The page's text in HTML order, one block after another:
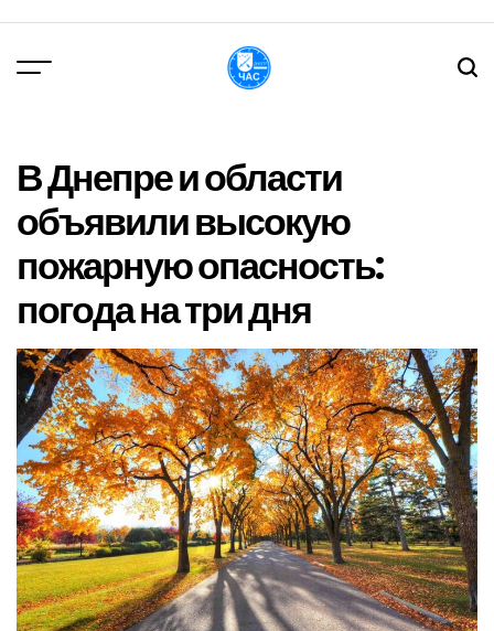
вмісту
В Днепре и области
объявили высокую
пожарную опасность:
погода на три дня